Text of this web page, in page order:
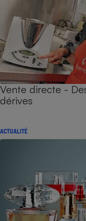
Vente directe -
dérives
ACTUALITÉ